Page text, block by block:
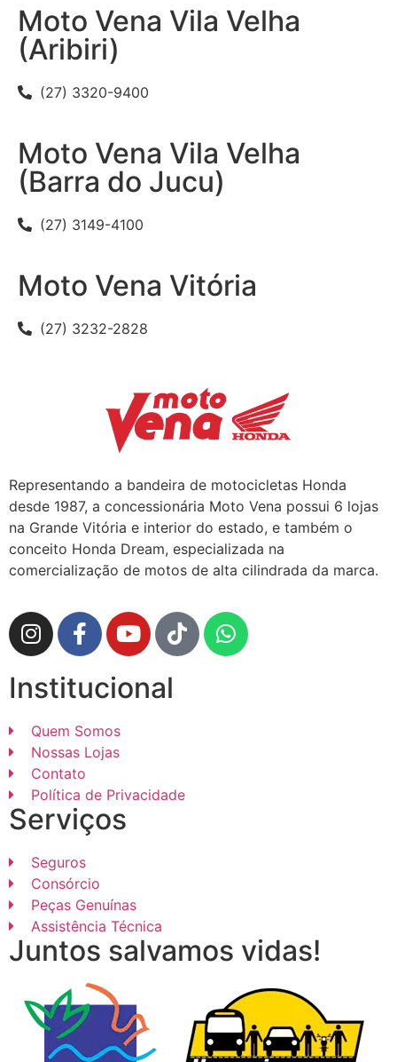
Moto Vena Vila Velha
(Aribiri)
(27) 3320-9400
Moto Vena Vila Velha
(Barra do Jucu)
(27) 3149-4100
Moto Vena Vitória
(27) 3232-2828
Representando a bandeira de motocicletas Honda
desde 1987, a concessionária Moto Vena possui 6 lojas
na Grande Vitória e interior do estado, e também o
conceito Honda Dream, especializada na
comercialização de motos de alta cilindrada da marca.
Institucional
Quem Somos
Nossas Lojas
Contato
Política de Privacidade
Serviços
Seguros
Consórcio
Peças Genuínas
Assistência Técnica
Juntos salvamos vidas!